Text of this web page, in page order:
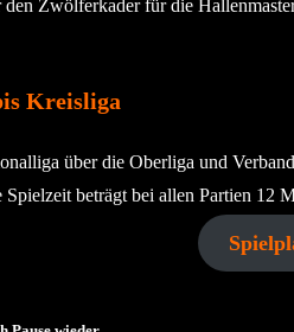
Zwölferkader für die
Kreisliga
über die Oberliga und
beträgt bei allen Partien